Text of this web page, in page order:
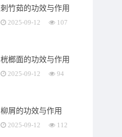
刺竹茹的功效与作用
2025-09-12 107
桄榔面的功效与作用
2025-09-12 94
柳屑的功效与作用
2025-09-12 112